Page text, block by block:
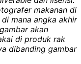
makanan di
mana angka akhir
akan
di produk rak
dibanding gambar